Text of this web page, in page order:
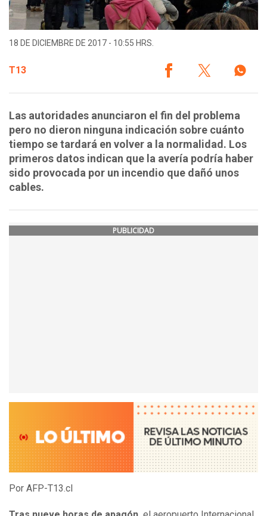
18 DE DICIEMBRE DE 2017 - 10:55 HRS.
T13
Las autoridades anunciaron el fin del problema
pero no dieron ninguna indicación sobre cuánto
tiempo se tardará en volver a la normalidad. Los
primeros datos indican que la avería podría haber
sido provocada por un incendio que dañó unos
cables.
PUBLICIDAD
Por AFP-T13.cl